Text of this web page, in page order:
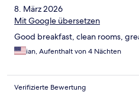
8. März 2026
Mit Google übersetzen
Good breakfast, clean rooms,
ian, Aufenthalt von 4 Nächten
Verifizierte Bewertung